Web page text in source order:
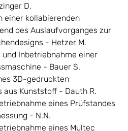
D.
einer kollabierenden
des Auslaufvorganges zur
- Hetzer M.
Inbetriebnahme einer
- Bauer S.
3D-gedruckten
Kunststoff - Dauth R.
eines Prüfstandes
- N.N.
eines Multec